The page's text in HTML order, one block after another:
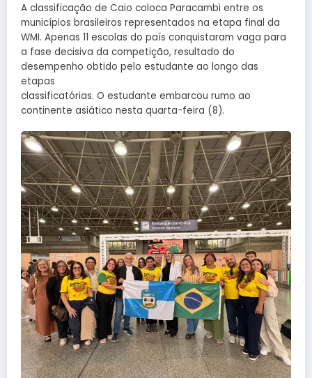
A classificação de Caio coloca Paracambi entre os
municípios brasileiros representados na etapa final da
WMI. Apenas 11 escolas do país conquistaram vaga para
a fase decisiva da competição, resultado do
desempenho obtido pelo estudante ao longo das
etapas
classificatórias. O estudante embarcou rumo ao
continente asiático nesta quarta-feira (8).